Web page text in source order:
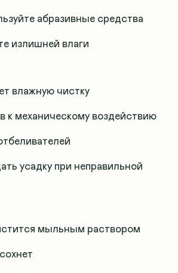
абразивные средства
излишней влаги
влажную чистку
к механическому воздействию
усадку при неправильной
мыльным раствором